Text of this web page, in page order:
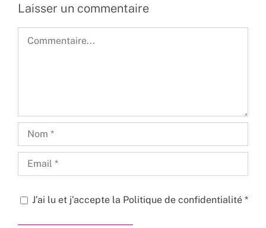
Laisser un commentaire
J’ai lu et j’accepte la Politique de confidentialité *